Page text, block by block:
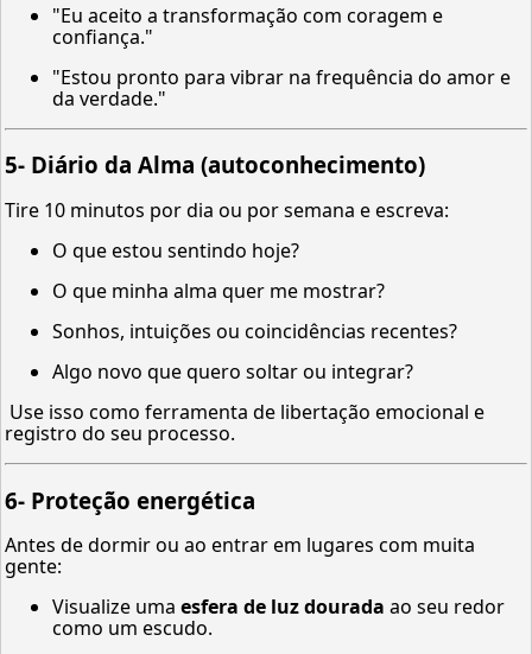
"Eu aceito a transformação com coragem e
confiança."
"Estou pronto para vibrar na frequência do amor e
da verdade."
5- Diário da Alma (autoconhecimento)
Tire 10 minutos por dia ou por semana e escreva:
O que estou sentindo hoje?
O que minha alma quer me mostrar?
Sonhos, intuições ou coincidências recentes?
Algo novo que quero soltar ou integrar?
Use isso como ferramenta de libertação emocional e
registro do seu processo.
6- Proteção energética
Antes de dormir ou ao entrar em lugares com muita
gente:
Visualize uma esfera de luz dourada ao seu redor
como um escudo.